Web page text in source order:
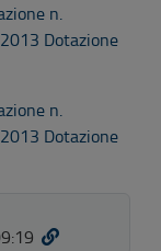
n.
Dotazione
n.
Dotazione